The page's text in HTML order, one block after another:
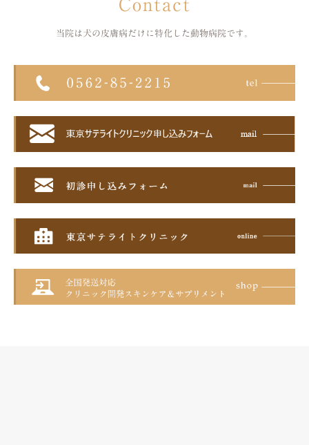
Contact
当院は犬の皮膚病だけに特化した 動物病院です。